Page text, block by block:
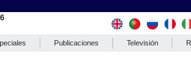
Publicaciones Televisión